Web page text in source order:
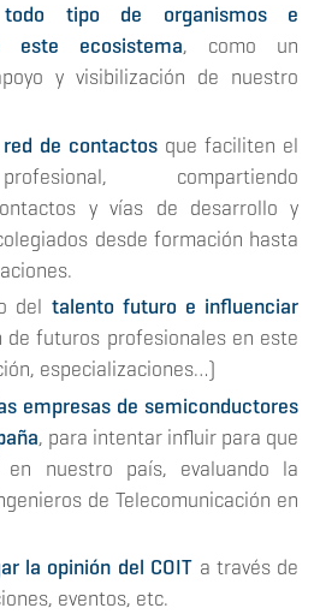
todo tipo de organismos e
este ecosistema, como un
y visibilización de nuestro
red de contactos que faciliten el
compartiendo
y vías de desarrollo y
desde formación hasta
del talento futuro e influenciar
de futuros profesionales en este
especializaciones…)
empresas de semiconductores
, para intentar influir para que
en nuestro país, evaluando la
de Telecomunicación en
la opinión del COIT a través de
eventos, etc.